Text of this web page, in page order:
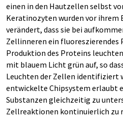
einen in den Hautzellen selbst
Keratinozyten wurden vor ihrem
verändert, dass sie bei
Zellinneren ein fluoreszierendes
Produktion des Proteins
mit blauem Licht grün auf, so
Leuchten der Zellen identifiziert
entwickelte Chipsystem erlaubt
Substanzen gleichzeitig zu
Zellreaktionen kontinuierlich zu